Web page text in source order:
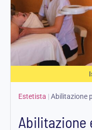
Estetista | Abilitazione
Abilitazione